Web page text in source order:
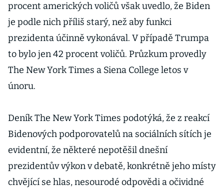
procent amerických voličů však uvedlo, že Biden
je podle nich příliš starý, než aby funkci
prezidenta účinně vykonával. V případě Trumpa
to bylo jen 42 procent voličů. Průzkum provedly
The New York Times a Siena College letos v
únoru.
Deník The New York Times podotýká, že z reakcí
Bidenových podporovatelů na sociálních sítích je
evidentní, že některé nepotěšil dnešní
prezidentův výkon v debatě, konkrétně jeho místy
chvějící se hlas, nesourodé odpovědi a očividné